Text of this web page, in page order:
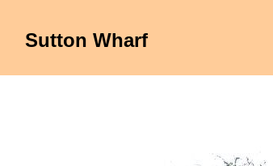
Sutton Wharf